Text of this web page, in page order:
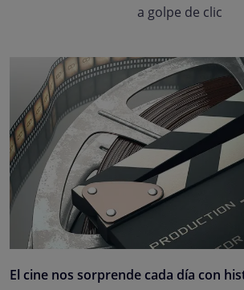
a golpe de clic
El cine nos sorprende cada día con